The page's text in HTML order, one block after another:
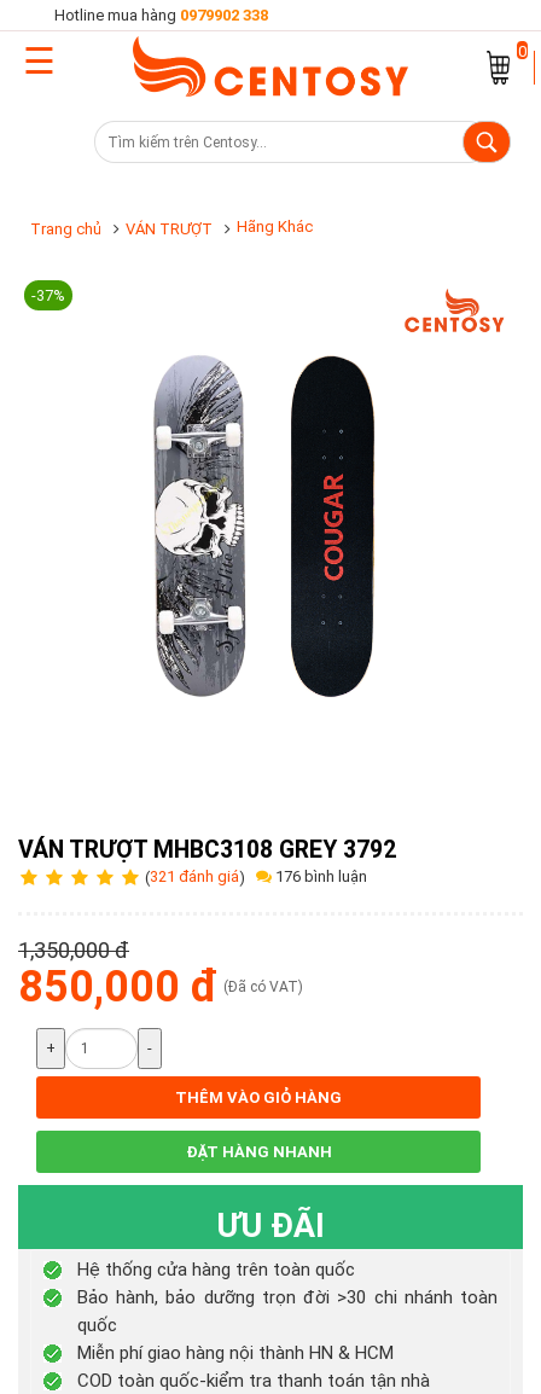
Trang
Hotline mua hàng 0979902 338
0
☰
Trang chủ VÁN TRƯỢT Hãng Khác
-37%
VÁN TRƯỢT MHBC3108 GREY 3792
(321 đánh giá) 176 bình luận
1,350,000 đ
850,000 đ (Đã có VAT)
+ -
THÊM VÀO GIỎ HÀNG
ĐẶT HÀNG NHANH
ƯU ĐÃI
Hệ thống cửa hàng trên toàn quốc
Bảo hành, bảo dưỡng trọn đời >30 chi nhánh toàn
quốc
Miễn phí giao hàng nội thành HN & HCM
COD toàn quốc-kiểm tra thanh toán tận nhà